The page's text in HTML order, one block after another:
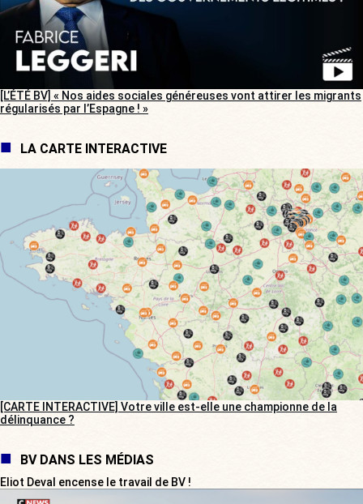
[L’ÉTÉ BV] « Nos aides sociales généreuses vont attirer les migrants
régularisés par l’Espagne ! »
LA CARTE INTERACTIVE
[CARTE INTERACTIVE] Votre ville est-elle une championne de la
délinquance ?
BV DANS LES MÉDIAS
Eliot Deval encense le travail de BV !